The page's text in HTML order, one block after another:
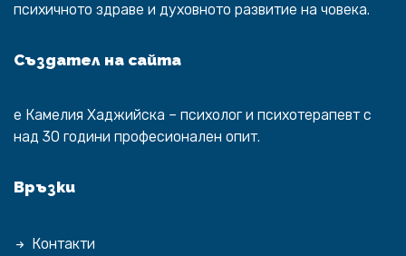
психичното здраве и духовното развитие на човека.
Създател на сайта
е Камелия Хаджийска – психолог и психотерапевт с
над 30 години професионален опит.
Връзки
Контакти